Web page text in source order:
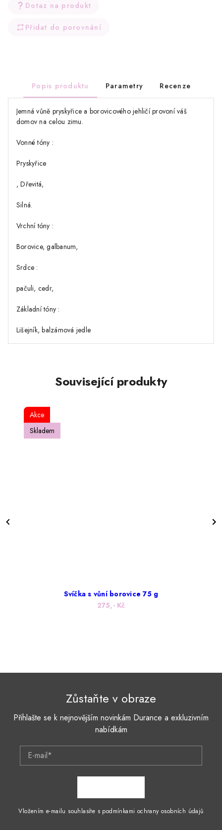
Dotaz na produkt
Přidat do porovnání
Popis produktu Parametry Recenze
Jemná vůně pryskyřice a borovicového jehličí provoní váš
domov na celou zimu.
Vonné tóny :
Pryskyřice
, Dřevitá,
Silná.
Vrchní tóny :
Borovice, galbanum,
Srdce :
pačuli, cedr,
Základní tóny :
Lišejník, balzámová jedle
Související produkty
Akce
Skladem
Svíčka s vůní borovice 75 g
275,- Kč
Zůstaňte v obraze
Přihlašte se k nejnovějším novinkám Durance a exkluzivním
nabídkám
E-mail*
Vložením e-mailu souhlasíte s podmínkami ochrany osobních údajů